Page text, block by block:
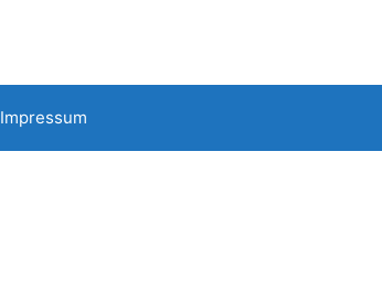
Impressum